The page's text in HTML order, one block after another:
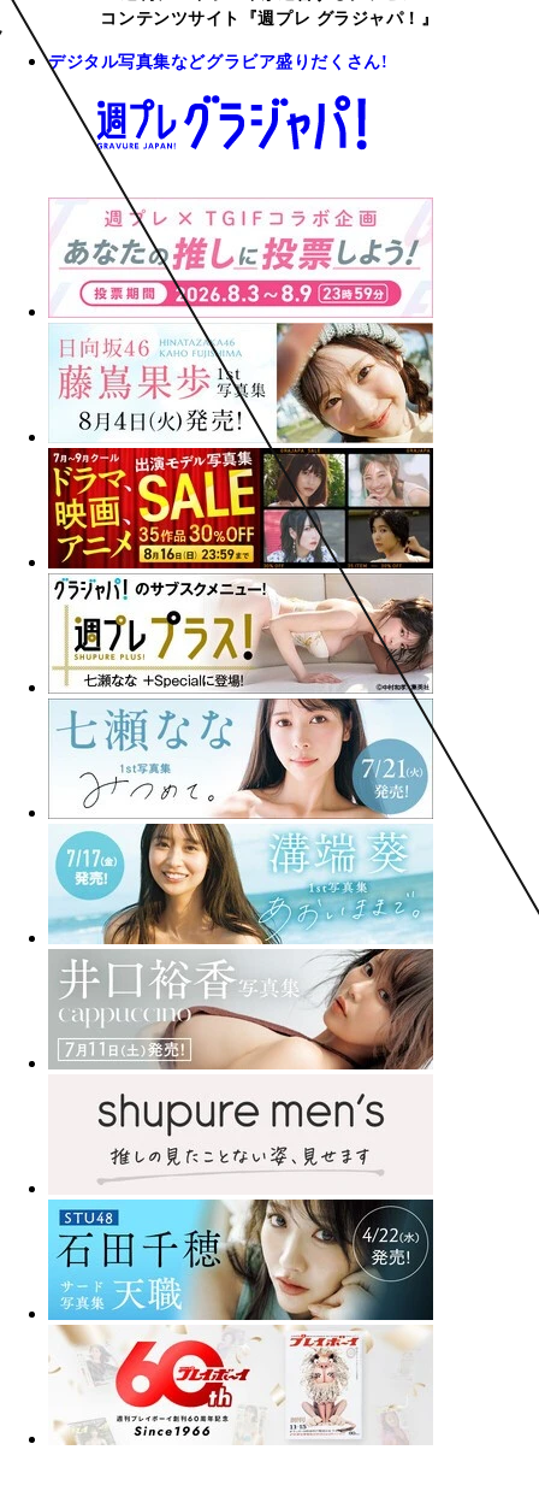
コンテンツサイト『週プレ グラジャパ！』
デジタル写真集などグラビア盛りだくさん!